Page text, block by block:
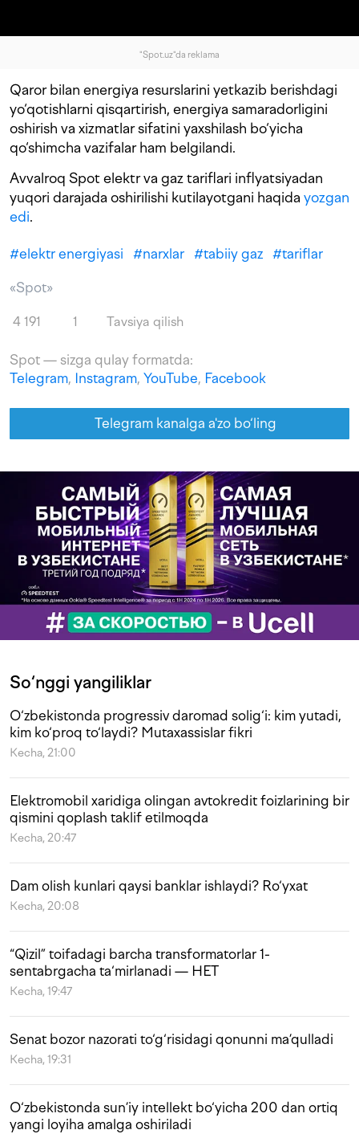
"Spot.uz"da reklama
Qaror bilan energiya resurslarini yetkazib berishdagi
yo‘qotishlarni qisqartirish, energiya samaradorligini
oshirish va xizmatlar sifatini yaxshilash bo‘yicha
qo‘shimcha vazifalar ham belgilandi.
Avvalroq Spot elektr va gaz tariflari inflyatsiyadan
yuqori darajada oshirilishi kutilayotgani haqida yozgan
edi.
#elektr energiyasi #narxlar #tabiiy gaz #tariflar
«Spot»
4 191 1 Tavsiya qilish
Spot — sizga qulay formatda:
Telegram, Instagram, YouTube, Facebook
Telegram kanalga a'zo bo‘ling
So‘nggi yangiliklar
O‘zbekistonda progressiv daromad solig‘i: kim yutadi,
kim ko‘proq to‘laydi? Mutaxassislar fikri
Kecha, 21:00
Elektromobil xaridiga olingan avtokredit foizlarining bir
qismini qoplash taklif etilmoqda
Kecha, 20:47
Dam olish kunlari qaysi banklar ishlaydi? Ro‘yxat
Kecha, 20:08
“Qizil” toifadagi barcha transformatorlar 1-
sentabrgacha ta‘mirlanadi — HET
Kecha, 19:47
Senat bozor nazorati to‘g‘risidagi qonunni ma’qulladi
Kecha, 19:31
O‘zbekistonda sun’iy intellekt bo‘yicha 200 dan ortiq
yangi loyiha amalga oshiriladi